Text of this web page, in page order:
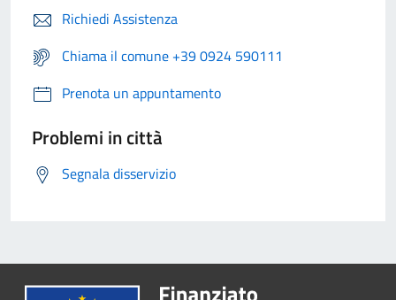
Richiedi Assistenza
Chiama il comune +39 0924 590111
Prenota un appuntamento
Problemi in città
Segnala disservizio